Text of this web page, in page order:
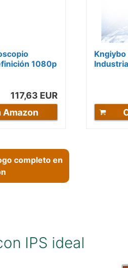
1080p
117,63 EUR
Amazon
completo en
IPS ideal